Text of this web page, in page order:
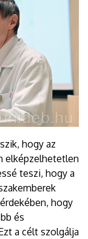
hogy az
elképzelhetetlen
teszi, hogy a
hogy
és
a célt szolgálja